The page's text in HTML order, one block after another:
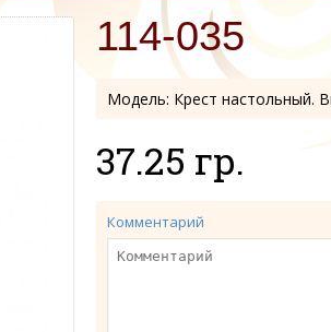
114-035
Модель: Крест настольный.
37.25 гр.
Комментарий